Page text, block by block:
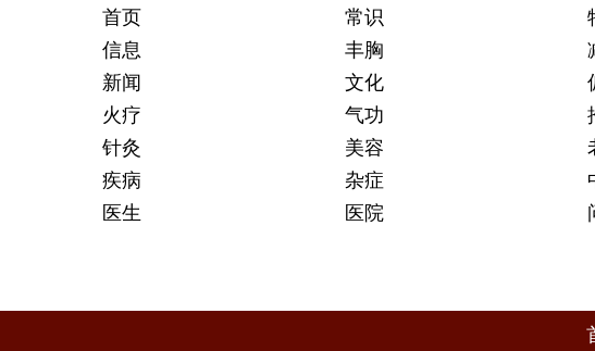
首页 常识
信息
丰胸
新闻
文化
火疗
气功
针灸
美容
疾病
杂症
医生
医院